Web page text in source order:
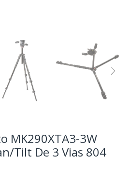
MK290XTA3-3W
Tilt De 3 Vias 804